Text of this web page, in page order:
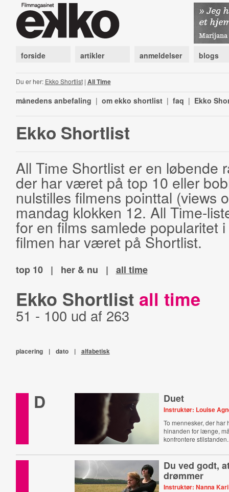
forside artikler anmeldelser blogs
Du er her: Ekko Shortlist| All Time
månedens anbefaling | om ekko shortlist | faq | Ekko
Ekko Shortlist
All Time Shortlist er en løbende
der har været på top 10 eller
nulstilles filmens pointtal (views
mandag klokken 12. All Time-
for en films samlede popularitet
filmen har været på Shortlist.
top 10 | her & nu | all time
Ekko Shortlist all time
51 - 100 ud af 263
placering | dato | alfabetisk
D Duet
Instruktør: Louise
To mennesker, der har
hinanden for længe,
konfrontere stilstanden.
Du ved godt,
drømmer
Instruktør: Nanna